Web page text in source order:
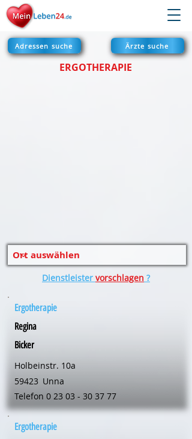
Adressen suche Ärzte suche
ERGOTHERAPIE
Dienstleister vorschlagen ?
Ergotherapie
Regina
Bicker
Holbeinstr. 10a
59423 Unna
Telefon 0 23 03 - 30 37 77
Ergotherapie